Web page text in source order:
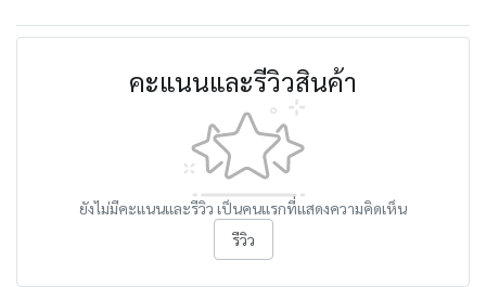
คะแนนและรีวิวสินค้า
ยังไม่มีคะแนนและรีวิว เป็นคนแรกที่แสดงความคิดเห็น
รีวิว